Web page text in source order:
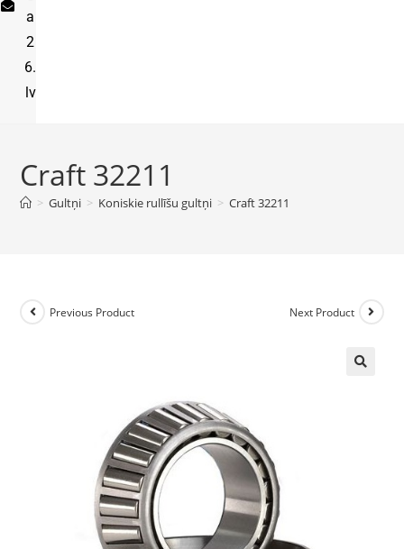
a
2
6.
lv
Craft 32211
> Gultņi > Koniskie rullīšu gultņi > Craft 32211
Previous Product Next Product